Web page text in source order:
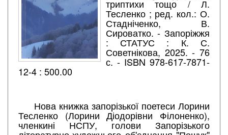
триптихи тощо / Л.
Тесленко ; ред. кол.: О.
Стадніченко, В.
Сироватко. - Запоріжжя
: СТАТУС : К. С.
Советнікова, 2025. - 76
с. - ISBN 978-617-7871-
12-4 : 500.00
Нова книжка запорізької поетеси Лорини
Тесленко (Лорини Діодорівни Філоненко),
членкині НСПУ, голови Запорізького